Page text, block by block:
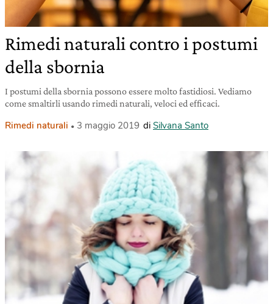
Rimedi naturali contro i postumi
della sbornia
I postumi della sbornia possono essere molto fastidiosi. Vediamo
come smaltirli usando rimedi naturali, veloci ed efficaci.
Rimedi naturali 3 maggio 2019 di Silvana Santo